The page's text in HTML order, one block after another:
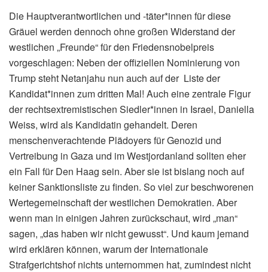
Die Hauptverantwortlichen und -täter*innen für diese
Gräuel werden dennoch ohne großen Widerstand der
westlichen „Freunde“ für den Friedensnobelpreis
vorgeschlagen: Neben der offiziellen Nominierung von
Trump steht Netanjahu nun auch auf der Liste der
Kandidat*innen zum dritten Mal! Auch eine zentrale Figur
der rechtsextremistischen Siedler*innen in Israel, Daniella
Weiss, wird als Kandidatin gehandelt. Deren
menschenverachtende Plädoyers für Genozid und
Vertreibung in Gaza und im Westjordanland sollten eher
ein Fall für Den Haag sein. Aber sie ist bislang noch auf
keiner Sanktionsliste zu finden. So viel zur beschworenen
Wertegemeinschaft der westlichen Demokratien. Aber
wenn man in einigen Jahren zurückschaut, wird „man“
sagen, „das haben wir nicht gewusst“. Und kaum jemand
wird erklären können, warum der Internationale
Strafgerichtshof nichts unternommen hat, zumindest nicht